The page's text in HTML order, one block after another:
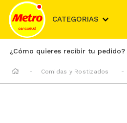
CATEGORIAS
¿Cómo quieres recibir tu pedido?
Comidas y Rostizados